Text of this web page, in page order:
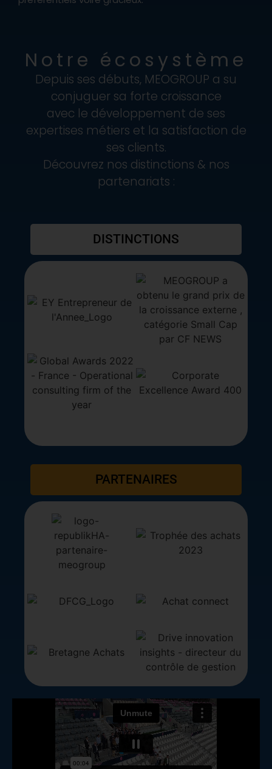
N otre écosystème
Depuis ses débuts, MEOGROUP a su
conjuguer sa forte croissance
avec le développement de ses
expertises métiers et la satisfaction de
ses clients.
Découvrez nos distinctions & nos
partenariats :
DISTINCTIONS
PARTENAIRES